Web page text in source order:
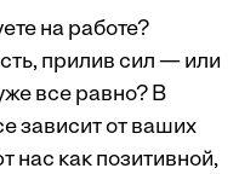
на работе?
прилив сил — или
все равно? В
зависит от ваших
нас как позитивной,